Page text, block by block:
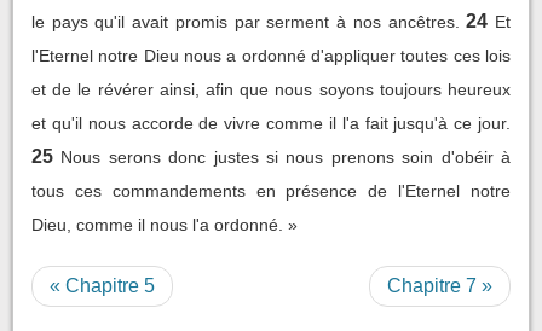
le pays qu'il avait promis par serment à nos ancêtres. 24 Et
l'Eternel notre Dieu nous a ordonné d'appliquer toutes ces lois
et de le révérer ainsi, afin que nous soyons toujours heureux
et qu'il nous accorde de vivre comme il l'a fait jusqu'à ce jour.
25 Nous serons donc justes si nous prenons soin d'obéir à
tous ces commandements en présence de l'Eternel notre
Dieu, comme il nous l'a ordonné. »
« Chapitre 5 Chapitre 7 »